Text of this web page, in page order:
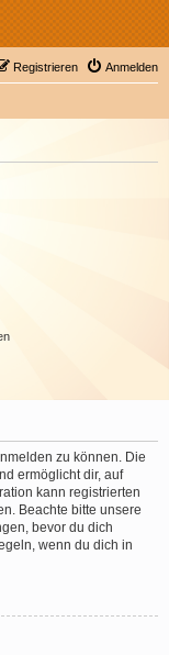
Anmelden
Registrieren
zu können. Die
ermöglicht dir, auf
kann registrierten
Beachte bitte unsere
bevor du dich
wenn du dich in